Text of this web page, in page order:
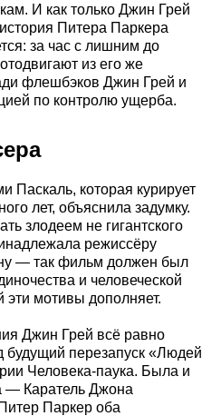
И как только Джин Грей
Питера Паркера
за час с лишним до
из его же
флешбэков Джин Грей и
по контролю ущерба.
которая курирует
лет, объяснила задумку.
злодеем не гигантского
режиссёру
— так фильм должен был
и человеческой
эти мотивы дополняет.
Джин Грей всё равно
будущий перезапуск «Людей
Человека-паука. Была и
— Каратель Джона
Паркер оба